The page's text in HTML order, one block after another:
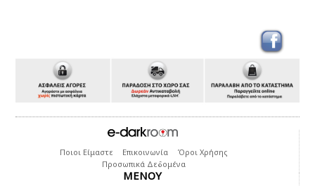
Ποιοι Είμαστε Επικοινωνία
Όροι Χρήσης
Προσωπικά Δεδομένα
ΜΕΝΟΥ